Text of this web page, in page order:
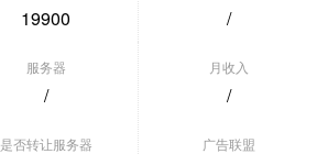
19900 /
服务器
/
是否转让服务器
月收入
/
广告联盟
[垂直行业] 创易鸟交易